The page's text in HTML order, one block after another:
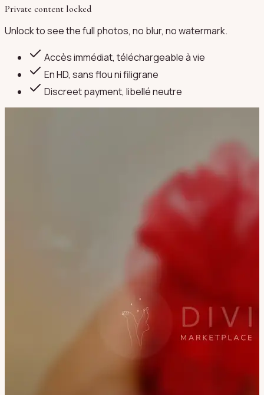
Private content locked
Unlock to see the full photos, no blur, no watermark.
Accès immédiat, téléchargeable à vie
En HD, sans flou ni filigrane
Discreet payment, libellé neutre